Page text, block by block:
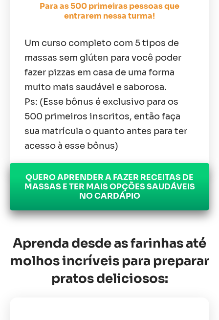
Para as 500 primeiras pessoas que
entrarem nessa turma!
Um curso completo com 5 tipos de
massas sem glúten para você poder
fazer pizzas em casa de uma forma
muito mais saudável e saborosa.
Ps: (Esse bônus é exclusivo para os
500 primeiros inscritos, então faça
sua matrícula o quanto antes para ter
acesso à esse bônus)
QUERO APRENDER A FAZER RECEITAS DE
MASSAS E TER MAIS OPÇÕES SAUDÁVEIS
NO CARDÁPIO
Aprenda desde as farinhas até
molhos incríveis para preparar
pratos deliciosos: